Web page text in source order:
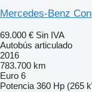
Mercedes-Benz
69.000 € Sin IVA
Autobús articulado
2016
783.700 km
Euro 6
Potencia 360 Hp (265